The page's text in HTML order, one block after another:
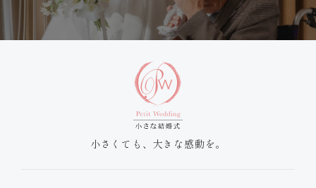
小さくても、大きな感動を。